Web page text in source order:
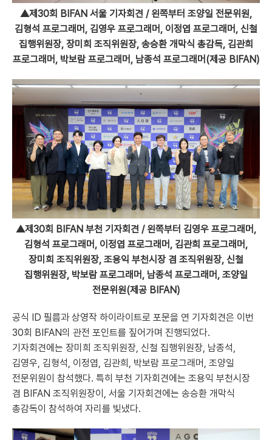
▲제30회 BIFAN 서울 기자회견 / 왼쪽부터 조양일 전문위원,
김형석 프로그래머, 김영우 프로그래머, 이정엽 프로그래머, 신철
집행위원장, 장미희 조직위원장, 송승환 개막식 총감독, 김관희
프로그래머, 박보람 프로그래머, 남종석 프로그래머(제공 BIFAN)
▲제30회 BIFAN 부천 기자회견 / 왼쪽부터 김영우 프로그래머,
김형석 프로그래머, 이정엽 프로그래머, 김관희 프로그래머,
장미희 조직위원장, 조용익 부천시장 겸 조직위원장, 신철
집행위원장, 박보람 프로그래머, 남종석 프로그래머, 조양일
전문위원(제공 BIFAN)
공식 ID 필름과 상영작 하이라이트로 포문을 연 기자회견은 이번
30회 BIFAN의 관전 포인트를 짚어가며 진행되었다.
기자회견에는 장미희 조직위원장, 신철 집행위원장, 남종석,
김영우, 김형석, 이정엽, 김관희, 박보람 프로그래머, 조양일
전문위원이 참석했다. 특히 부천 기자회견에는 조용익 부천시장
겸 BIFAN 조직위원장이, 서울 기자회견에는 송승환 개막식
총감독이 참석하여 자리를 빛냈다.